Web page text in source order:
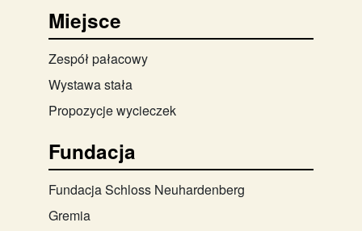
Miejsce
Zespół pałacowy
Wystawa stała
Propozycje wycieczek
Fundacja
Fundacja Schloss Neuhardenberg
Gremia